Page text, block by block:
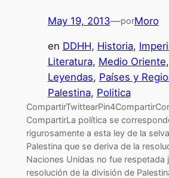
May 19, 2013—porMoro
en DDHH, Historia,
Literatura, Medio Oriente,
Leyendas, Países y
Palestina, Politica
CompartirLa política se
rigurosamente a esta ley de la
Palestina que se deriva de la
Naciones Unidas no fue respetada
resolución de la división de